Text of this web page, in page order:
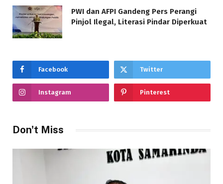
PWI dan AFPI Gandeng Pers Perangi
Pinjol Ilegal, Literasi Pindar Diperkuat
Facebook Twitter
Instagram Pinterest
Don't Miss